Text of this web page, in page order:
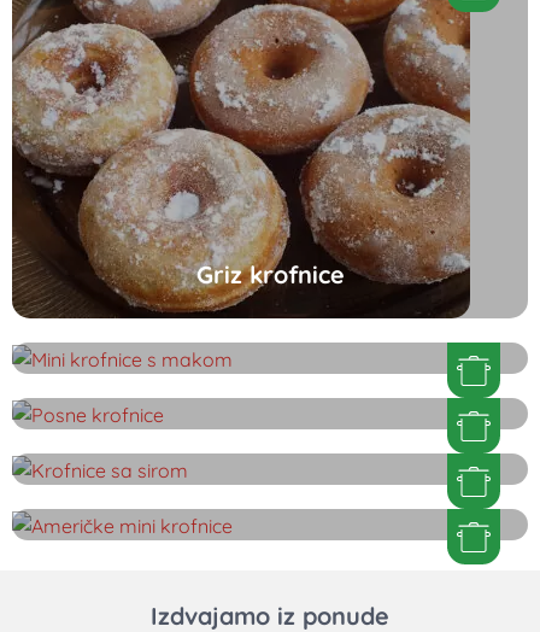
Griz krofnice
Izdvajamo iz ponude